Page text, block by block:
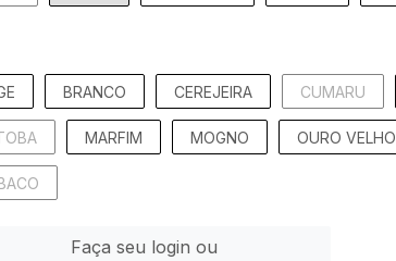
BRANCO CEREJEIRA CUMARU
MARFIM MOGNO OURO VELHO
Faça seu login ou